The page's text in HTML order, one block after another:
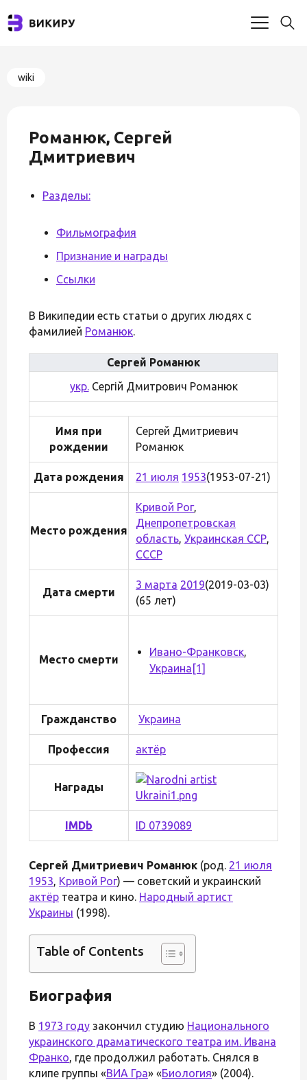
wiki
Романюк, Сергей
Дмитриевич
Разделы:
Фильмография
Признание и награды
Ссылки
В Википедии есть статьи о других людях с
фамилией Романюк.
Сергей Романюк
укр.Сергій Дмитрович Романюк
Имя при
рождении
Сергей Дмитриевич
Романюк
Дата рождения 21 июля 1953(1953-07-21)
Место рождения
Кривой Рог,
Днепропетровская
область, Украинская ССР,
СССР
Дата смерти
3 марта 2019(2019-03-03)
(65 лет)
Место смерти
Ивано-Франковск,
Украина [1]
Гражданство Украина
Профессия актёр
Награды
IMDb ID 0739089
Сергей Дмитриевич Романюк (род. 21 июля
1953, Кривой Рог) — советский и украинский
актёр театра и кино. Народный артист
Украины (1998).
Table of Contents
Биография
В 1973 году закончил студию Национального
украинского драматического театра им. Ивана
Франко, где продолжил работать. Снялся в
клипе группы «ВИА Гра» «Биология» (2004).